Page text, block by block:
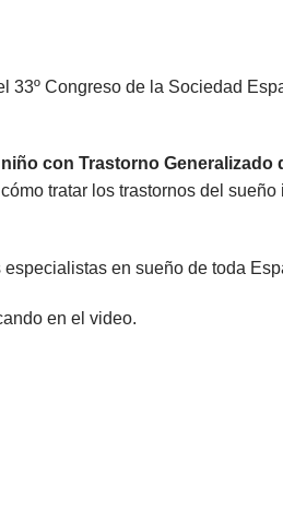
33º Congreso de la Sociedad
con Trastorno Generalizado
tratar los trastornos del sueño
en sueño de toda
en el video.